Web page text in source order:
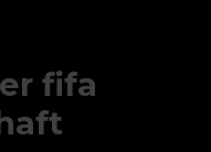
fifa